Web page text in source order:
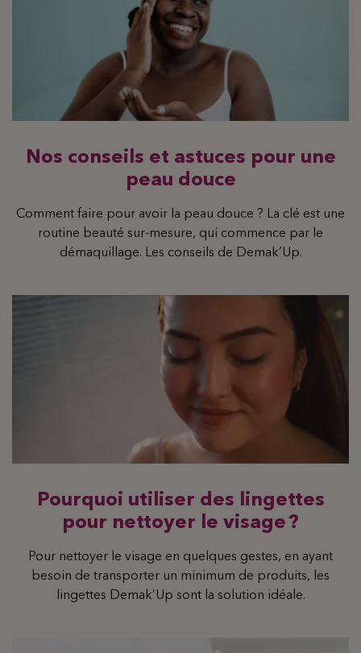
Nos conseils et astuces pour une
peau douce
Comment faire pour avoir la peau douce ? La clé est une
routine beauté sur-mesure, qui commence par le
démaquillage. Les conseils de Demak’Up.
Pourquoi utiliser des lingettes
pour nettoyer le visage ?
Pour nettoyer le visage en quelques gestes, en ayant
besoin de transporter un minimum de produits, les
lingettes Demak’Up sont la solution idéale.